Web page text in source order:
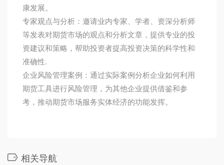
康发展。
专家观点与分析：邀请业内专家、学者、资深分析师
等发表对期货市场的观点和分析文章，提供专业的投
资建议和策略，帮助投资者提高投资决策的科学性和
准确性.
企业风险管理案例：通过实际案例分析企业如何利用
期货工具进行风险管理，为其他企业提供借鉴和参
考，推动期货市场服务实体经济的功能发挥。
相关导航